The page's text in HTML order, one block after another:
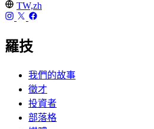
TW,zh
羅技
我們的故事
徵才
投資者
部落格